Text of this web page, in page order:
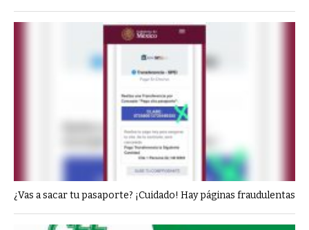
¿Vas a sacar tu pasaporte? ¡Cuidado! Hay páginas fraudulentas